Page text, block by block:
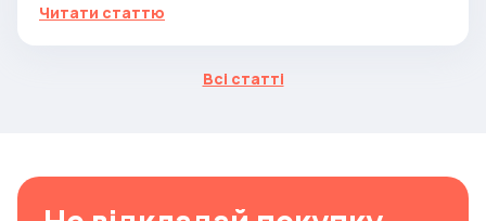
Читати статтю
Всі статті